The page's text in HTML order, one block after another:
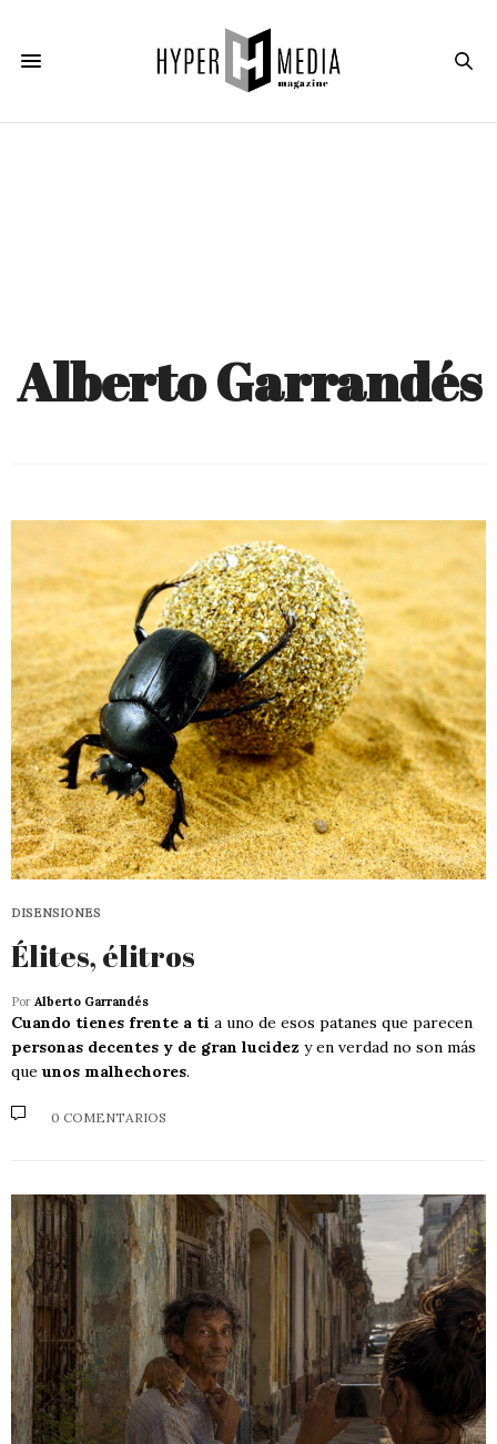
Alberto Garrandés
DISENSIONES
Élites, élitros
Por Alberto Garrandés
Cuando tienes frente a ti a uno de esos patanes que parecen
personas decentes y de gran lucidez y en verdad no son más
que unos malhechores.
0 COMENTARIOS